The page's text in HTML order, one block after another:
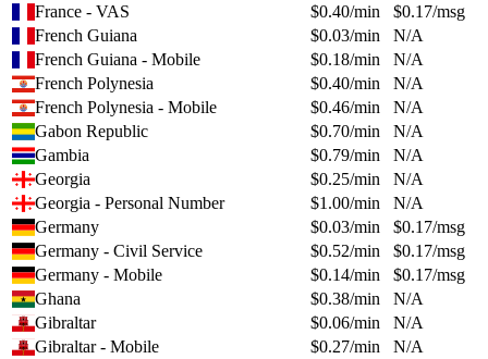
France - VAS $0.40/min $0.17/msg
French Guiana
$0.03/min
N/A
French Guiana - Mobile
$0.18/min
N/A
French Polynesia
$0.40/min
N/A
French Polynesia - Mobile
$0.46/min
N/A
Gabon Republic
$0.70/min
N/A
Gambia
$0.79/min
N/A
Georgia
$0.25/min
N/A
Georgia - Personal Number
$1.00/min
N/A
Germany
$0.03/min $0.17/msg
Germany - Civil Service
$0.52/min $0.17/msg
Germany - Mobile
$0.14/min $0.17/msg
Ghana
$0.38/min
N/A
Gibraltar
$0.06/min
N/A
Gibraltar - Mobile
$0.27/min
N/A